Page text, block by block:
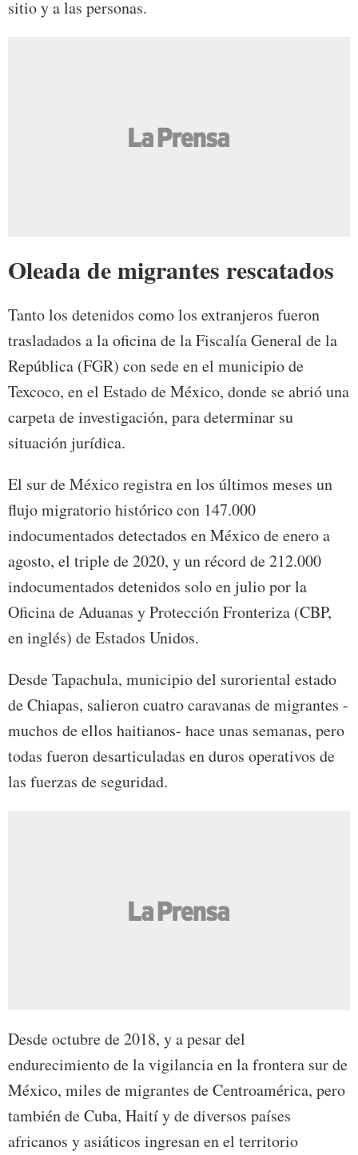
sitio y a las personas.
Oleada de migrantes rescatados
Tanto los detenidos como los extranjeros fueron
trasladados a la oficina de la Fiscalía General de la
República (FGR) con sede en el municipio de
Texcoco, en el Estado de México, donde se abrió una
carpeta de investigación, para determinar su
situación jurídica.
El sur de México registra en los últimos meses un
flujo migratorio histórico con 147.000
indocumentados detectados en México de enero a
agosto, el triple de 2020, y un récord de 212.000
indocumentados detenidos solo en julio por la
Oficina de Aduanas y Protección Fronteriza (CBP,
en inglés) de Estados Unidos.
Desde Tapachula, municipio del suroriental estado
de Chiapas, salieron cuatro caravanas de migrantes -
muchos de ellos haitianos- hace unas semanas, pero
todas fueron desarticuladas en duros operativos de
las fuerzas de seguridad.
Desde octubre de 2018, y a pesar del
endurecimiento de la vigilancia en la frontera sur de
México, miles de migrantes de Centroamérica, pero
también de Cuba, Haití y de diversos países
africanos y asiáticos ingresan en el territorio